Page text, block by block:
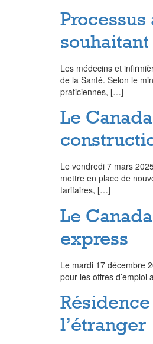
Les médecins et
de la Santé. Selon le
praticiennes, […]
Le
Le vendredi 7 mars
mettre en place de
tarifaires, […]
Le
express
Le mardi 17 décembre
pour les offres
l’étranger